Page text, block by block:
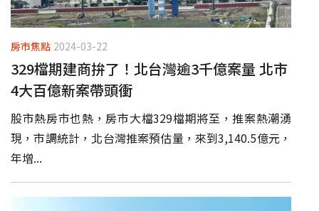
房市焦點 2024-03-22
329檔期建商拚了！北台灣逾3千億案量 北市
4大百億新案帶頭衝
股市熱房市也熱，房市大檔329檔期將至，推案熱潮湧
現，市調統計，北台灣推案預估量，來到3,140.5億元，
年增...